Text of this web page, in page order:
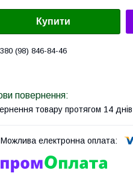
Купити
(98) 846-84-46
товару протягом 14 днів